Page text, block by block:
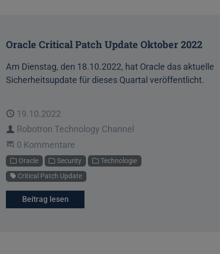
Oracle Critical Patch Update Oktober 2022
Am Dienstag, den 18.10.2022, hat Oracle das aktuelle
Sicherheitsupdate für dieses Quartal veröffentlicht.
Veröffentlicht
19.10.2022
Autor
Robotron Technology Channel
Beginne eine Unterhaltung
0 Kommentare
Kategorien
Oracle Security Technologie
Schlagwort
Critical Patch Update
Beitrag lesen